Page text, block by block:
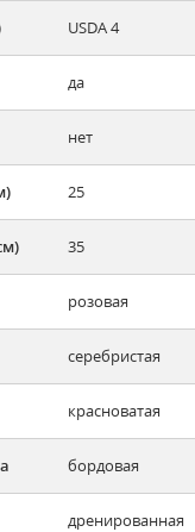
USDA 4
да
нет
25
35
розовая
серебристая
красноватая
бордовая
дренированная